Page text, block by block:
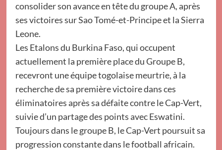
consolider son avance en tête du groupe A, après
ses victoires sur Sao Tomé-et-Principe et la Sierra
Leone.
Les Etalons du Burkina Faso, qui occupent
actuellement la première place du Groupe B,
recevront une équipe togolaise meurtrie, à la
recherche de sa première victoire dans ces
éliminatoires après sa défaite contre le Cap-Vert,
suivie d’un partage des points avec Eswatini.
Toujours dans le groupe B, le Cap-Vert poursuit sa
progression constante dans le football africain.